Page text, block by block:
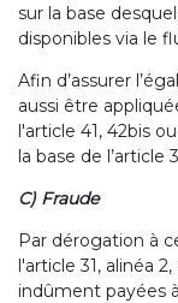
sur la base
disponibles via le
Afin d’assurer
aussi être
l'article 41, 42bis
la base de l’article
C) Fraude
Par dérogation à
l'article 31, alinéa
indûment payées